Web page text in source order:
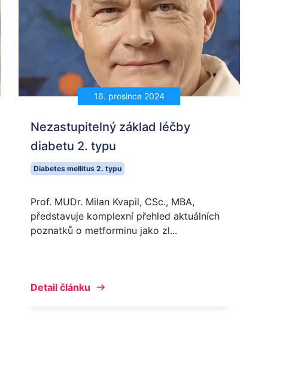
16. prosince 2024
Nezastupitelný základ léčby
diabetu 2. typu
Diabetes mellitus 2. typu
Prof. MUDr. Milan Kvapil, CSc., MBA,
představuje komplexní přehled aktuálních
poznatků o metforminu jako zl...
Detail článku